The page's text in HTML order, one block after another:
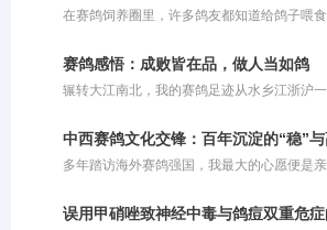
多人体验自家鸽系的实力。他甚至提到，有
在赛鸽饲养圈里，许多鸽友都知道给鸽子喂
这种粗放的投喂方式未能充分挖掘柠檬的潜
类养殖中备受推崇，背后有着扎实的营养学
使用，不仅会白白浪费优质资源的核心功效
鸽天然保健圣品的核心有效成分与作用机理
赛鸽感悟：成败皆在品，做人当如鸽
辗转大江南北，我的赛鸽足迹从水乡江浙沪
繁华落尽，静心沉思，最深的感触凝成了一
能飞就是硬道理。有些鸽子外表再光鲜亮丽
一旦踏上公棚的赛飞征程，若是缺乏那种与
的还是血统底蕴与家族传承。
中西赛鸽文化交锋：百年沉淀的“稳”
多年踏访海外赛鸽强国，我最大的心愿便是
如鸿沟，但若要寻找那个最核心的分水岭，非
误用甲硝唑致神经中毒与鸽痘双重危